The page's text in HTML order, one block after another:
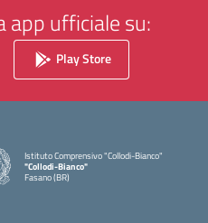
app ufficiale su:
Play Store
Istituto Comprensivo "Collodi-Bianco"
"Collodi-Bianco"
Fasano (BR)